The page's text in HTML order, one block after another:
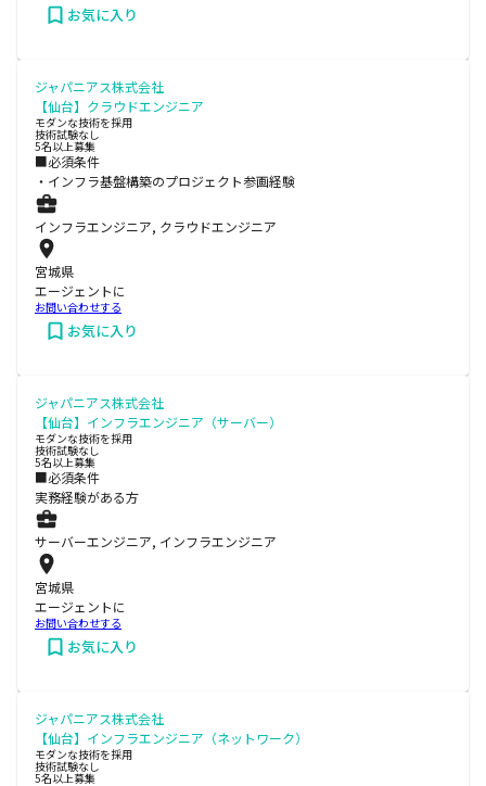
お気に入り
ジャパニアス株式会社
【仙台】クラウドエンジニア
モダンな技術を採用
技術試験なし
5名以上募集
■必須条件
・インフラ基盤構築のプロジェクト参画経験
インフラエンジニア, クラウドエンジニア
宮城県
エージェントに
お問い合わせする
お気に入り
ジャパニアス株式会社
【仙台】インフラエンジニア（サーバー）
モダンな技術を採用
技術試験なし
5名以上募集
■必須条件
実務経験がある方
サーバーエンジニア, インフラエンジニア
宮城県
エージェントに
お問い合わせする
お気に入り
ジャパニアス株式会社
【仙台】インフラエンジニア（ネットワーク）
モダンな技術を採用
技術試験なし
5名以上募集